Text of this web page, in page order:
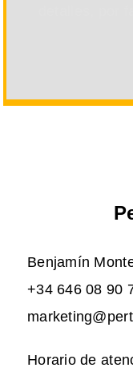
Benjamín
+34 646 08 90
Horario de